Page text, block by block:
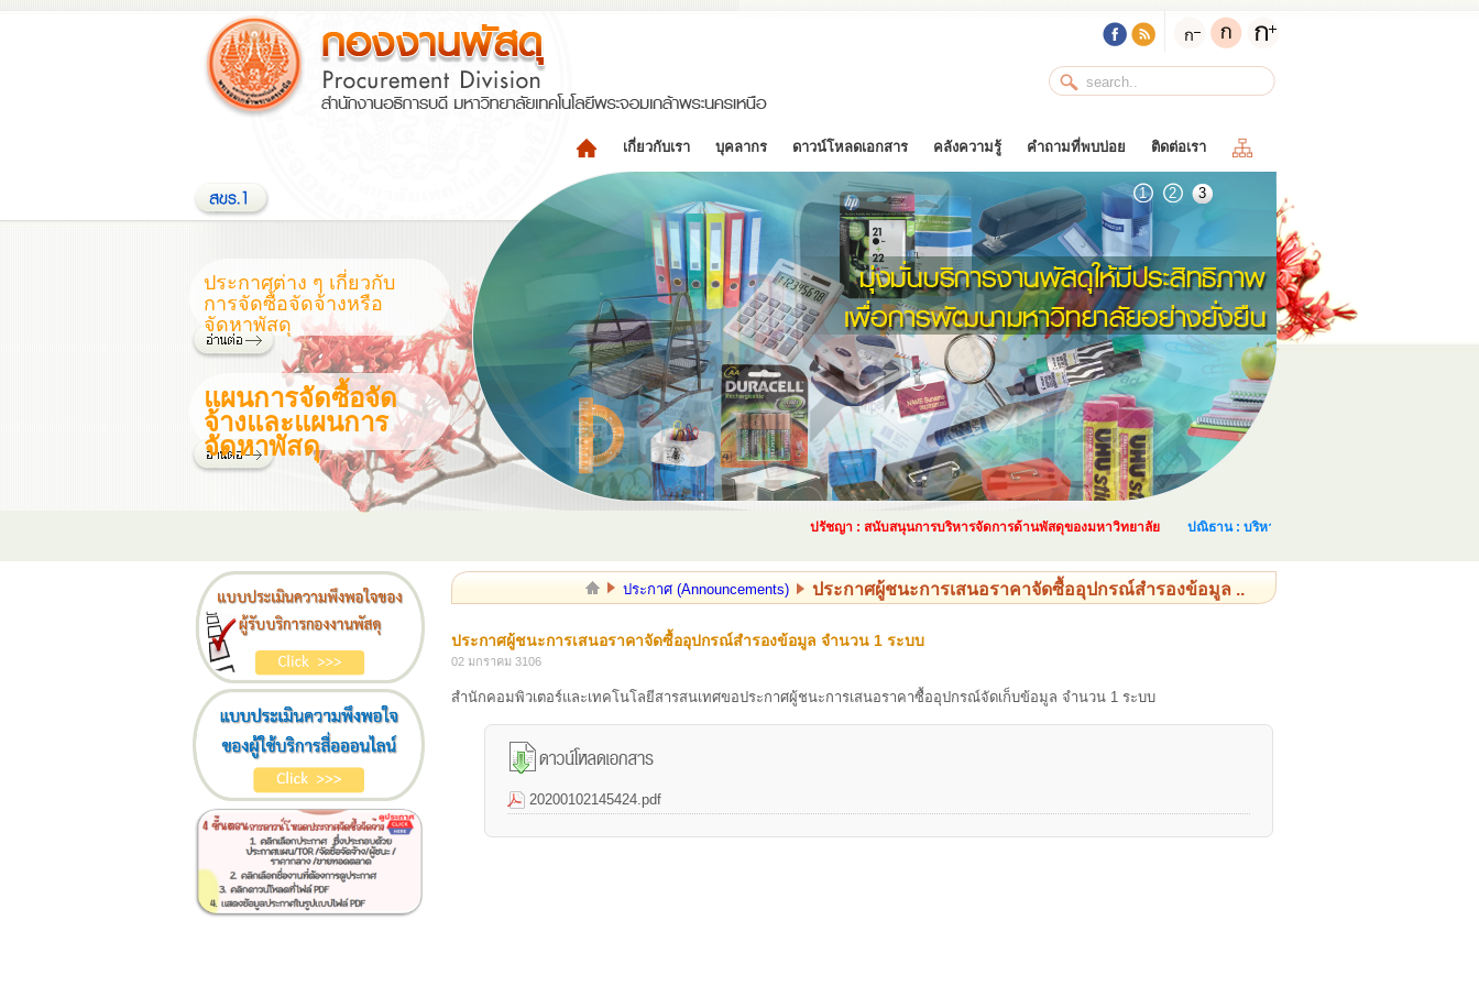
เกี่ยวกับเรา บุคลากร ดาวน์โหลดเอกสาร คลังความรู้ คำถามที่พบบ่อย ติดต่อเรา
1 2 3
ประกาศต่าง ๆ เกี่ยวกับ
การจัดซื้อจัดจ้างหรือ
จัดหาพัสดุ
แผนการจัดซื้อจัด
จ้างและแผนการ
จัดหาพัสดุ
ปรัชญา : สนับสนุนการบริหารจัดการด้านพัสดุของมหาวิทยาลัย ปณิธาน : บริหารและจัดการด้านพัสดุอย่างเป็นระบบ แล
ประกาศ (Announcements) ประกาศผู้ชนะการเสนอราคาจัดซื้ออุปกรณ์สำรองข้อมูล ..
ประกาศผู้ชนะการเสนอราคาจัดซื้ออุปกรณ์สำรองข้อมูล จำนวน 1 ระบบ
02 มกราคม 3106
สำนักคอมพิวเตอร์และเทคโนโลยีสารสนเทศขอประกาศผู้ชนะการเสนอราคาซื้ออุปกรณ์จัดเก็บข้อมูล จำนวน 1 ระบบ
20200102145424.pdf